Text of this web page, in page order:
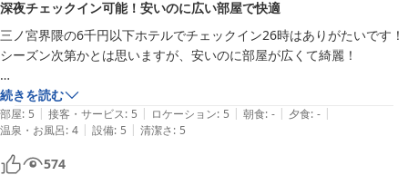
おすすめは、阪急前の地下街のグルメ街です。
大起水産のお寿司は、晩御飯ですが低価格で新鮮なお魚を食べれますの
でおすすめです!
深夜チェックイン可能！安いのに広い部屋で快適
三ノ宮界隈の6千円以下ホテルでチェックイン26時はありがたいです！
シーズン次第かとは思いますが、安いのに部屋が広くて綺麗！
飲んで終電逃してタクシーで5千円以上掛けて帰るくらいなら、ここに
泊まった方が長く快適に眠ることが出来ます！
続きを読む
部屋: 5 | 接客・サービス: 5 | ロケーション: 5 | 朝食: - | 夕食: - |
温泉・お風呂: 4 | 設備: 5 | 清潔さ: 5
574